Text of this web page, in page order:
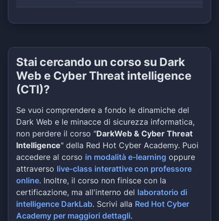
vendor NDAs, employee accident
Stai cercando un corso su Dark
Web e Cyber Threat intelligence
(CTI)?
Se vuoi comprendere a fondo le dinamiche del
Dark Web e le minacce di sicurezza informatica,
non perdere il corso "DarkWeb & Cyber Threat
Intelligence" della Red Hot Cyber Academy. Puoi
accedere al corso in modalità e-learning oppure
attraverso live-class interattive con professore
online. Inoltre, il corso non finisce con la
certificazione, ma all'interno del laboratorio di
intelligence DarkLab. Scrivi alla Red Hot Cyber
Academy per maggiori dettagli.